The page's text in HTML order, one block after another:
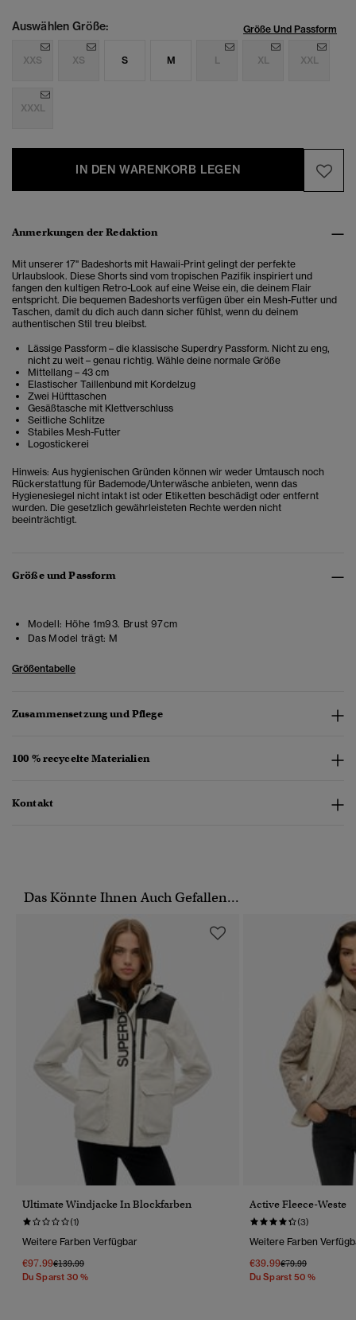
Auswählen Größe: Größe Und Passform
XXS XS S M L XL XXL
XXXL
IN DEN WARENKORB LEGEN
Anmerkungen der Redaktion
Mit unserer 17" Badeshorts mit Hawaii-Print gelingt der perfekte
Urlaubslook. Diese Shorts sind vom tropischen Pazifik inspiriert und
fangen den kultigen Retro-Look auf eine Weise ein, die deinem Flair
entspricht. Die bequemen Badeshorts verfügen über ein Mesh-Futter und
Taschen, damit du dich auch dann sicher fühlst, wenn du deinem
authentischen Stil treu bleibst.
Lässige Passform – die klassische Superdry Passform. Nicht zu eng,
nicht zu weit – genau richtig. Wähle deine normale Größe
Mittellang – 43 cm
Elastischer Taillenbund mit Kordelzug
Zwei Hüfttaschen
Gesäßtasche mit Klettverschluss
Seitliche Schlitze
Stabiles Mesh-Futter
Logostickerei
Hinweis: Aus hygienischen Gründen können wir weder Umtausch noch
Rückerstattung für Bademode/Unterwäsche anbieten, wenn das
Hygienesiegel nicht intakt ist oder Etiketten beschädigt oder entfernt
wurden. Die gesetzlich gewährleisteten Rechte werden nicht
beeinträchtigt.
Größe und Passform
Modell: Höhe 1m93. Brust 97cm
Das Model trägt: M
Größentabelle
Zusammensetzung und Pflege
100 % recycelte Materialien
Kontakt
Das Könnte Ihnen Auch Gefallen...
Ultimate Windjacke In Blockfarben
(1)
Weitere Farben Verfügbar
€97.99Preis Wurde Reduziert Von
€139.99Bis
Du Sparst 30 %
Active Fleece-Weste
(3)
Weitere Farben
€39.99Preis Wurde
€79.99Bis
Du Sparst 50 %